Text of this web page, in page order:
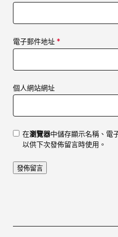
電子郵件地址 *
個人網站網址
在瀏覽器中儲存顯示名稱、電
以供下次發佈留言時使用。